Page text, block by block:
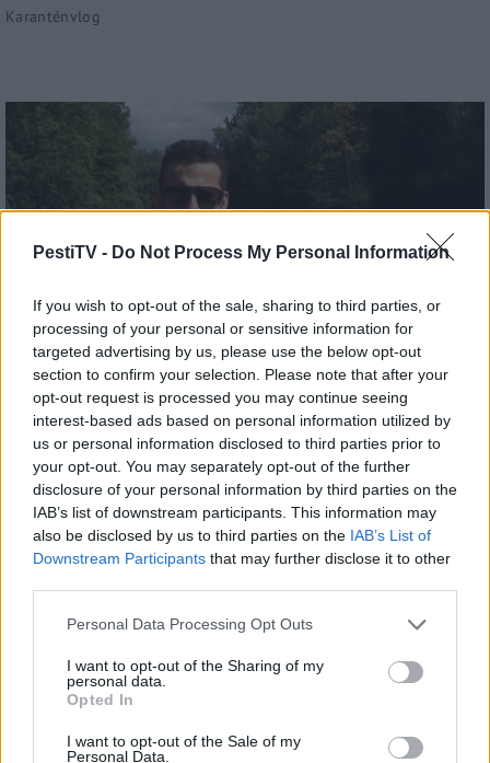
PestiTV - Do Not Process My Personal Information
If you wish to opt-out of the sale, sharing to third parties, or
processing of your personal or sensitive information for
targeted advertising by us, please use the below opt-out
section to confirm your selection. Please note that after your
opt-out request is processed you may continue seeing
interest-based ads based on personal information utilized by
us or personal information disclosed to third parties prior to
your opt-out. You may separately opt-out of the further
disclosure of your personal information by third parties on the
IAB’s list of downstream participants. This information may
also be disclosed by us to third parties on the IAB’s List of
Downstream Participants that may further disclose it to other
Please note that this website/app uses one or more Google
not limited to your visit or usage behaviour. You may click to
grant or deny consent to Google and its third-party tags to
use your data for below specified purposes in below Google
consent section.
Personal Data Processing Opt Outs
I want to opt-out of the Sharing of my
personal data.
Opted In
I want to opt-out of the Sale of my
Personal Data.
Karanténvlog
A “függetlenobjektív” Kálmán Olga
megint hülyét csinált magából
2022.05.27.
Karanténvlog